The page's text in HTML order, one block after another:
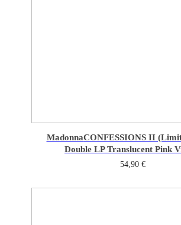
MadonnaCONFESSIONS II
Double LP Translucent Pink
54,90 €